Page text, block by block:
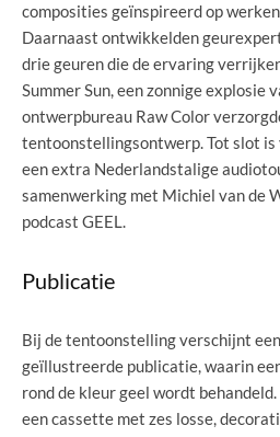
composities geïnspireerd op
Daarnaast ontwikkelden
drie geuren die de ervaring
Summer Sun, een zonnige explosie
ontwerpbureau Raw Color
tentoonstellingsontwerp. Tot slot
een extra Nederlandstalige
samenwerking met Michiel van de
podcast GEEL.
Publicatie
Bij de tentoonstelling verschijnt
geïllustreerde publicatie, waarin
rond de kleur geel wordt
een cassette met zes losse,